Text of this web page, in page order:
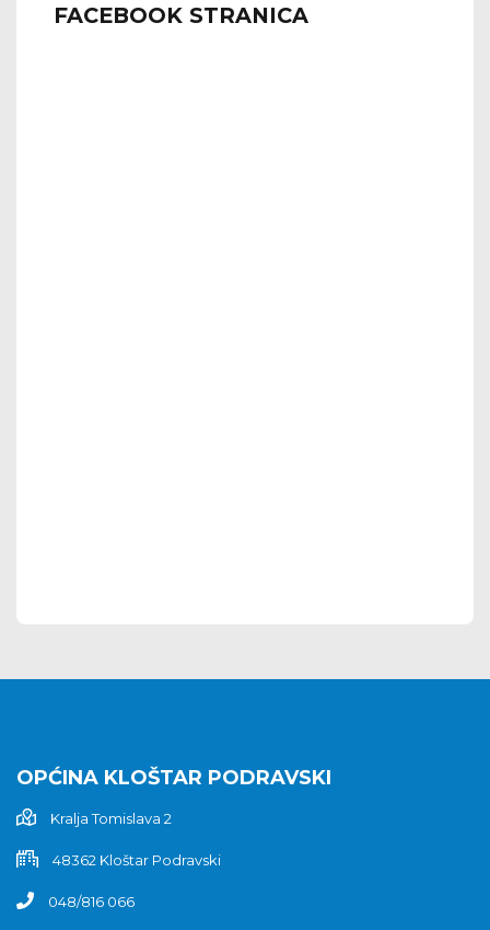
FACEBOOK STRANICA
OPĆINA KLOŠTAR PODRAVSKI
Kralja Tomislava 2
48362 Kloštar Podravski
048/816 066